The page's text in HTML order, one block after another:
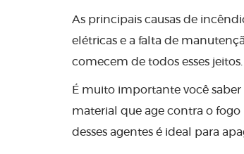
As principais causas de
elétricas e a falta de
comecem de todos esses jeitos.
É muito importante você
material que age contra o fogo
desses agentes é ideal para